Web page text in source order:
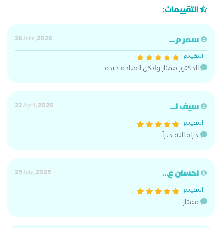
التقييمات:
سمر م...
28 June, 2026
التقييم :
الدكتور ممتاز ولاكن العياده جيده
سيف ا...
22 April, 2026
التقييم :
جزاه الله خيرآ
احسان ع...
29 July, 2025
التقييم :
ممتاز